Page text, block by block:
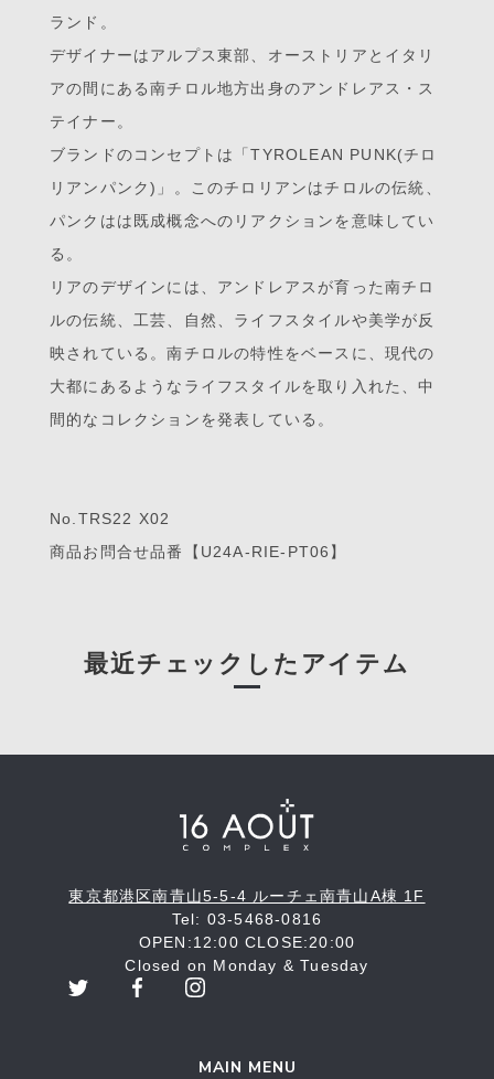
ランド。
デザイナーはアルプス東部、オーストリアとイタリ
アの間にある南チロル地方出身のアンドレアス・ス
テイナー。
ブランドのコンセプトは「TYROLEAN PUNK(チロ
リアンパンク)」。このチロリアンはチロルの伝統、
パンクはは既成概念へのリアクションを意味してい
る。
リアのデザインには、アンドレアスが育った南チロ
ルの伝統、工芸、自然、ライフスタイルや美学が反
映されている。南チロルの特性をベースに、現代の
大都にあるようなライフスタイルを取り入れた、中
間的なコレクションを発表している。
No.TRS22 X02
商品お問合せ品番【U24A-RIE-PT06】
最近チェックしたアイテム
東京都港区南青山5-5-4 ルーチェ南青山A棟 1F
Tel: 03-5468-0816
OPEN:12:00 CLOSE:20:00
Closed on Monday & Tuesday
MAIN MENU